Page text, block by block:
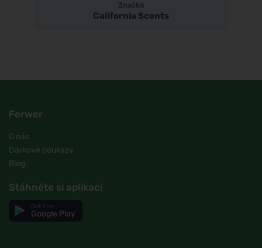
Značka
California Scents
Ferwer
O nás
Dárkové poukazy
Blog
Stáhněte si aplikaci
Google Play